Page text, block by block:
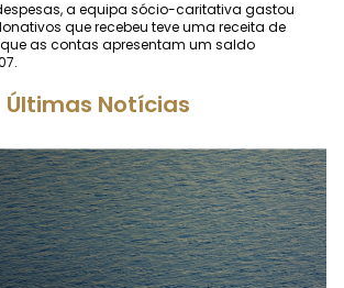
a equipa sócio-caritativa gastou
que recebeu teve uma receita de
que as contas apresentam um saldo
Últimas Notícias